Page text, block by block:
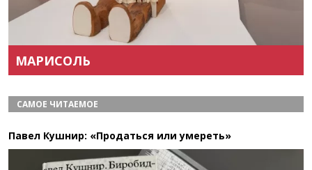
МАРИСОЛЬ
САМОЕ ЧИТАЕМОЕ
Павел Кушнир: «Продаться или умереть»